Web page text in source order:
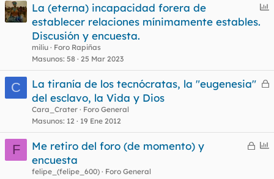
E
s
t
La (eterna) incapacidad forera de
establecer relaciones mínimamente estables.
Discusión y encuesta.
miliu
Foro Rapiñas
Masunos 58 25 Mar 2023
C
C
a
d
La tiranía de los tecnócratas, la "eugenesia"
del esclavo, la Vida y Dios
Cara_Crater
Foro General
Masunos 12 19 Ene 2012
F
C
E
Me retiro del foro (de momento) y
encuesta
felipe_(felipe_600)
Foro General